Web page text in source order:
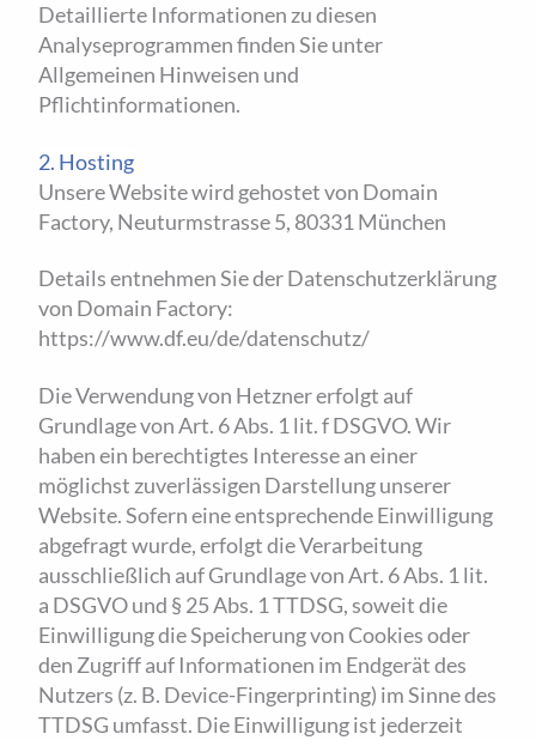
Detaillierte Informationen zu diesen
Analyseprogrammen finden Sie unter
Allgemeinen Hinweisen und
Pflichtinformationen.
2. Hosting
Unsere Website wird gehostet von Domain
Factory, Neuturmstrasse 5, 80331 München
Details entnehmen Sie der Datenschutzerklärung
von Domain Factory:
https://www.df.eu/de/datenschutz/
Die Verwendung von Hetzner erfolgt auf
Grundlage von Art. 6 Abs. 1 lit. f DSGVO. Wir
haben ein berechtigtes Interesse an einer
möglichst zuverlässigen Darstellung unserer
Website. Sofern eine entsprechende Einwilligung
abgefragt wurde, erfolgt die Verarbeitung
ausschließlich auf Grundlage von Art. 6 Abs. 1 lit.
a DSGVO und § 25 Abs. 1 TTDSG, soweit die
Einwilligung die Speicherung von Cookies oder
den Zugriff auf Informationen im Endgerät des
Nutzers (z. B. Device-Fingerprinting) im Sinne des
TTDSG umfasst. Die Einwilligung ist jederzeit